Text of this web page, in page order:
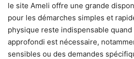
le site Ameli offre une grande
pour les démarches simples et
physique reste indispensable quand
approfondi est nécessaire,
sensibles ou des demandes